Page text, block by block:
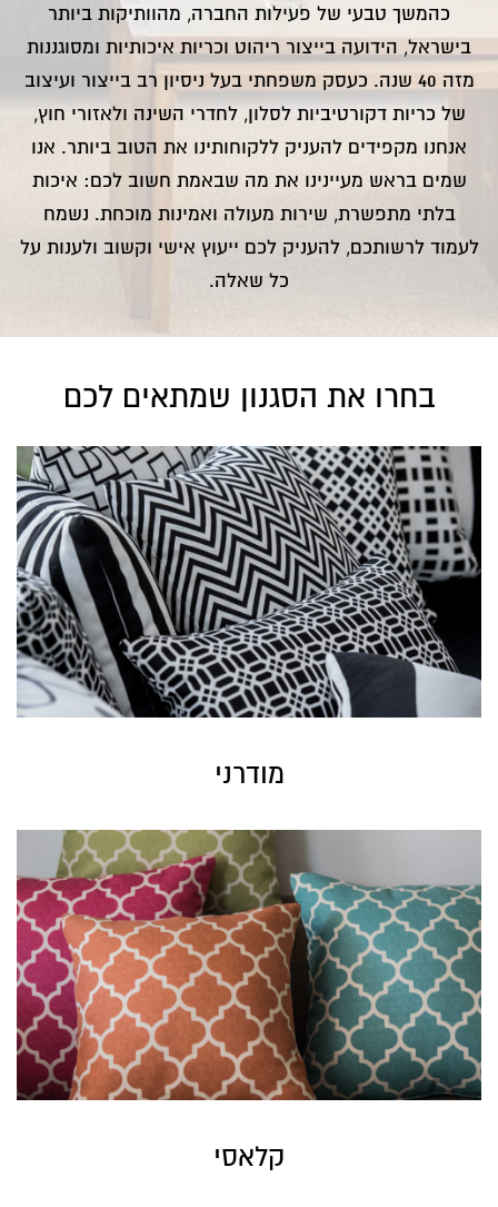
כהמשך טבעי של פעילות החברה, מהוותיקות ביותר
בישראל, הידועה בייצור ריהוט וכריות איכותיות ומסוגננות
מזה 40 שנה. כעסק משפחתי בעל ניסיון רב בייצור ועיצוב
של כריות דקורטיביות לסלון, לחדרי השינה ולאזורי חוץ,
אנחנו מקפידים להעניק ללקוחותינו את הטוב ביותר. אנו
שמים בראש מעיינינו את מה שבאמת חשוב לכם: איכות
בלתי מתפשרת, שירות מעולה ואמינות מוכחת. נשמח
לעמוד לרשותכם, להעניק לכם ייעוץ אישי וקשוב ולענות על
כל שאלה.
בחרו את הסגנון שמתאים לכם
מודרני
קלאסי